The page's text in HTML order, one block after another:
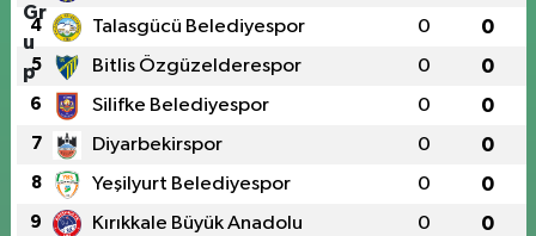
4 Talasgücü Belediyespor 0 0
5 Bitlis Özgüzelderespor 0 0
6 Silifke Belediyespor 0 0
7 Diyarbekirspor 0 0
8 Yeşilyurt Belediyespor 0 0
9 Kırıkkale Büyük Anadolu 0 0